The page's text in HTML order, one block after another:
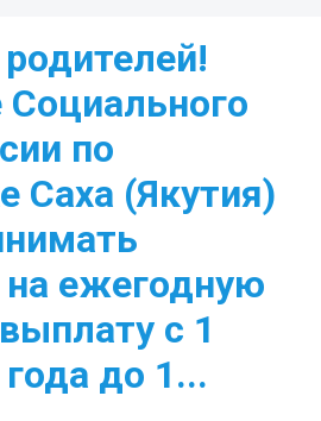
по
Саха (Якутия)
на ежегодную
с 1
до 1...